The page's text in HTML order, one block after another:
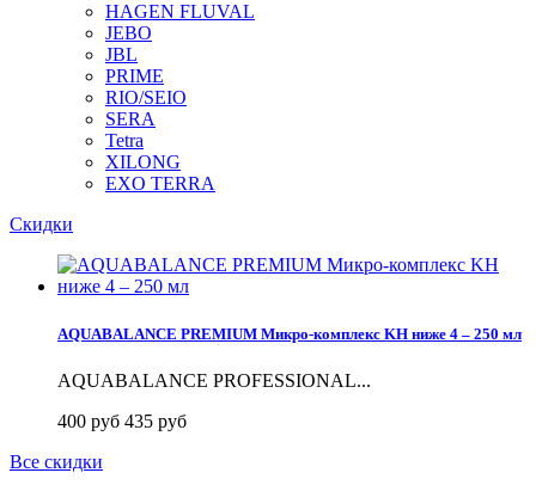
HAGEN FLUVAL
JEBO
JBL
PRIME
RIO/SEIO
SERA
Tetra
XILONG
EXO TERRA
Скидки
AQUABALANCE PREMIUM Микро-комплекс KH ниже 4 – 250 мл
AQUABALANCE PROFESSIONAL...
400 руб 435 руб
Все скидки